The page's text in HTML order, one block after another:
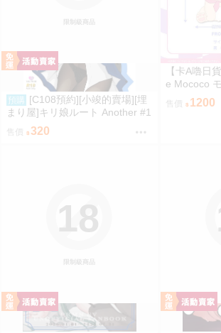
限制級商品
預購
[C108預約][小竣的賣場][埋
まり屋]キリ娘ルート Another #1
0 中編 ~浮気デート編~ 同人誌id
=3764106
320
【卡A嚕日
e Mococo
誕生日記念
ぐるみ ピン
1200
限制級商品
18